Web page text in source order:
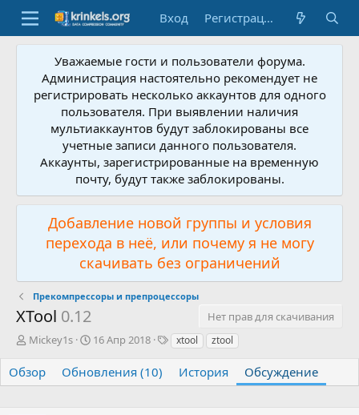
Вход Регистрация
Уважаемые гости и пользователи форума.
Администрация настоятельно рекомендует не
регистрировать несколько аккаунтов для одного
пользователя. При выявлении наличия
мультиаккаунтов будут заблокированы все
учетные записи данного пользователя.
Аккаунты, зарегистрированные на временную
почту, будут также заблокированы.
Добавление новой группы и условия
перехода в неё, или почему я не могу
скачивать без ограничений
Прекомпрессоры и препроцессоры
XTool 0.12
Нет прав для скачивания
А
т
о
Mickey1s
Д
т
а
16 Апр 2018
Т
и
xtool ztool
Обзор Обновления (10) История Обсуждение